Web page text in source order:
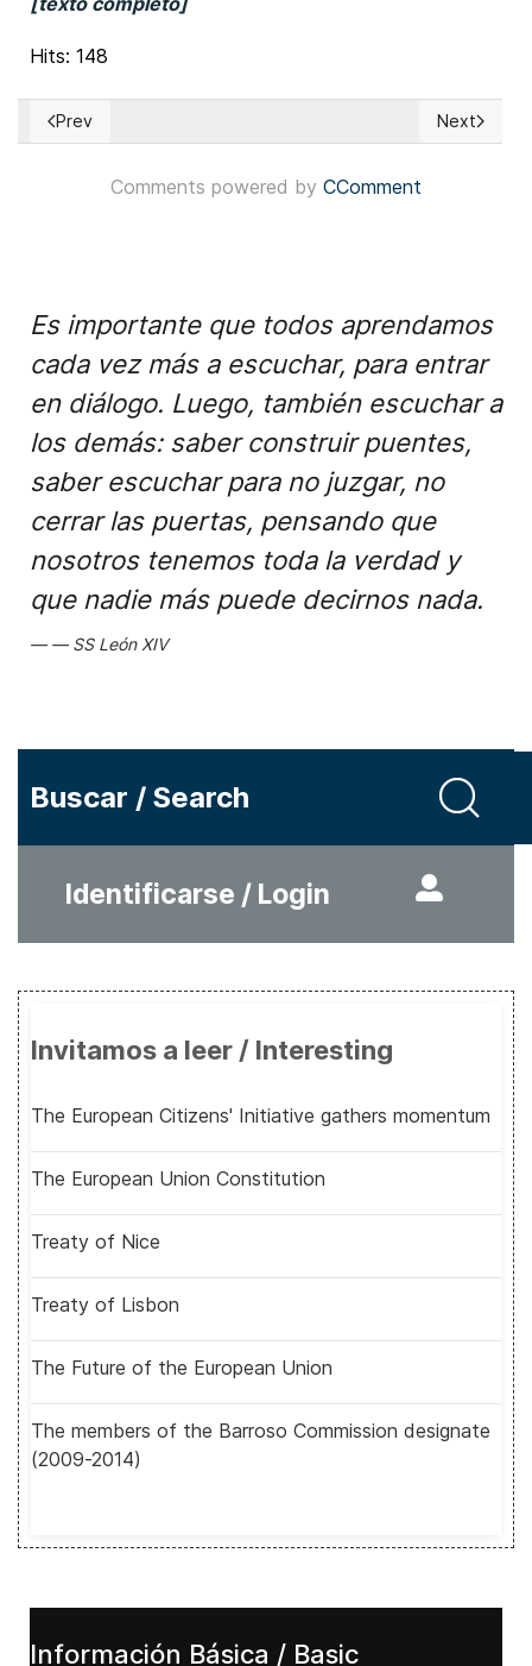
Hits: 148
Previous article: Chile: José Antonio Kast ganó segunda
Prev Next
Next
Comments powered by CComment
Es importante que todos aprendamos
cada vez más a escuchar, para entrar
en diálogo. Luego, también escuchar a
los demás: saber construir puentes,
saber escuchar para no juzgar, no
cerrar las puertas, pensando que
nosotros tenemos toda la verdad y
que nadie más puede decirnos nada.
SS León XIV
Buscar / Search
Identificarse / Login
Invitamos a leer / Interesting
The European Citizens' Initiative gathers momentum
The European Union Constitution
Treaty of Nice
Treaty of Lisbon
The Future of the European Union
The members of the Barroso Commission designate
(2009-2014)
Información Básica / Basic